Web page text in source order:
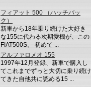
フィアット 500 （ハッチバッ
ク）
新車から18年乗り続けた大好き
な155に代わる次期愛機が、この
FIAT500S。 初めて ...
アルファロメオ 155
1997年12月登録、新車で購入し
てこれまでずっと大切に乗り続け
てきた自他共に認める15 ...